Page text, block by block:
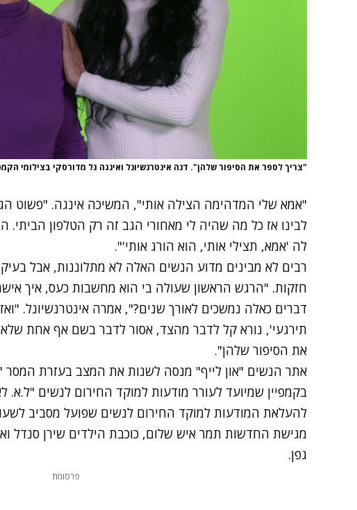
"צריך לספר את הסיפור שלהן". דנה אינטרנשיונל ואינגה גל מדורסקי בצילומי
"אמא שלי המדהימה הצילה אותי", המשיכה אינגה. "פשוט
לה 'אמא, תצילי אותי, הוא הורג אותי'".
רבים לא מבינים מדוע הנשים האלה לא מתלוננות, אבל
חזקות. "הרגש הראשון שעולה בי הוא מחשבות כעס, איך
דברים כאלה נמשכים לאורך שנים?", אמרה אינטרנשיונל.
תירגעי', נורא קל לדבר מהצד, אסור לדבר בשם אף אחת
את הסיפור שלהן".
אתר הנשים "און לייף" מנסה לשנות את המצב בעזרת
בקמפיין שמיועד לעורר מודעות למוקד החירום לנשים "ל.א.
להעלאת המודעות למוקד החירום לנשים שפועל מסביב
מגישת החדשות תמר איש שלום, כוכבת הילדים שירן סנדל
גפן.
פרסומת